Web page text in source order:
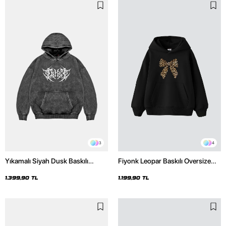
3
Yıkamalı Siyah Dusk Baskılı
1.399,90 TL
4
Fiyonk Leopar Baskılı Oversize
1.199,90 TL